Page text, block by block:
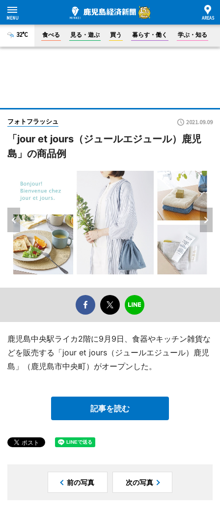
32°C 食べる 見る・遊ぶ 買う 暮らす・働く 学ぶ・知る
フォトフラッシュ 2021.09.09
「jour et jours（ジュールエジュール）鹿児
島」の商品例
鹿児島中央駅ライカ2階に9月9日、食器やキッチン雑貨な
どを販売する「jour et jours（ジュールエジュール）鹿児
島」（鹿児島市中央町）がオープンした。
記事を読む
前の写真 次の写真